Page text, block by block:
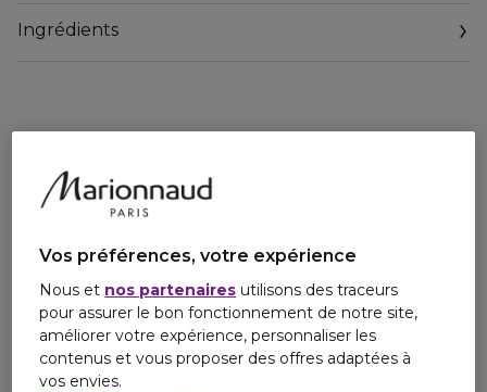
rougeurs et inflammations des peaux sensibles.
constitue une révolution dans le traitement des peaux
sensibles. Mettez votre microbiome au travail !"
Ingrédients
Vos préférences, votre expérience
Nous et nos partenaires utilisons des traceurs
pour assurer le bon fonctionnement de notre site,
améliorer votre expérience, personnaliser les
contenus et vous proposer des offres adaptées à
vos envies.